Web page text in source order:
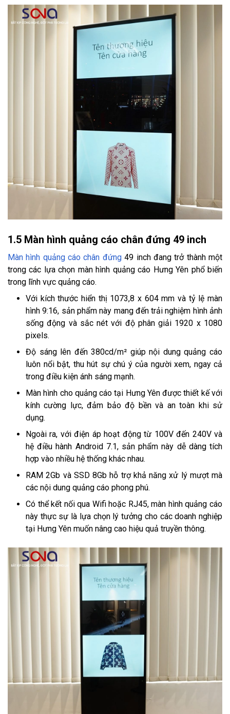
1.5 Màn hình quảng cáo chân đứng 49 inch
Màn hình quảng cáo chân đứng49 inch đang trở thành một
trong các lựa chọn màn hình quảng cáo Hưng Yên phổ biến
trong lĩnh vực quảng cáo.
Với kích thước hiển thị 1073,8 x 604 mm và tỷ lệ màn
hình 9:16, sản phẩm này mang đến trải nghiệm hình ảnh
sống động và sắc nét với độ phân giải 1920 x 1080
pixels.
Độ sáng lên đến 380cd/m² giúp nội dung quảng cáo
luôn nổi bật, thu hút sự chú ý của người xem, ngay cả
trong điều kiện ánh sáng mạnh.
Màn hình cho quảng cáo tại Hưng Yên được thiết kế với
kính cường lực, đảm bảo độ bền và an toàn khi sử
dụng.
Ngoài ra, với điện áp hoạt động từ 100V đến 240V và
hệ điều hành Android 7.1, sản phẩm này dễ dàng tích
hợp vào nhiều hệ thống khác nhau.
RAM 2Gb và SSD 8Gb hỗ trợ khả năng xử lý mượt mà
các nội dung quảng cáo phong phú.
Có thể kết nối qua Wifi hoặc RJ45, màn hình quảng cáo
này thực sự là lựa chọn lý tưởng cho các doanh nghiệp
tại Hưng Yên muốn nâng cao hiệu quả truyền thông.